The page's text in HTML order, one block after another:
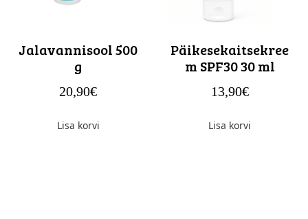
Jalavannisool 500
g
€
20,90
Lisa korvi
Päikesekaitsekree
m SPF30 30 ml
€
13,90
Lisa korvi